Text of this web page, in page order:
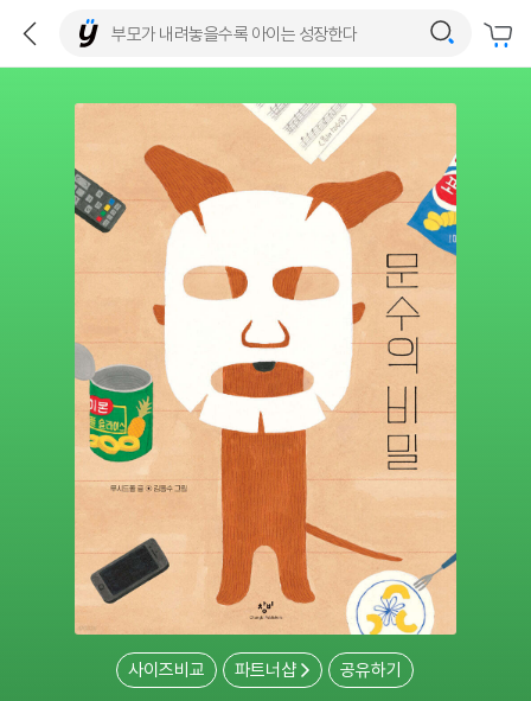
사이즈비교 파트너샵 공유하기